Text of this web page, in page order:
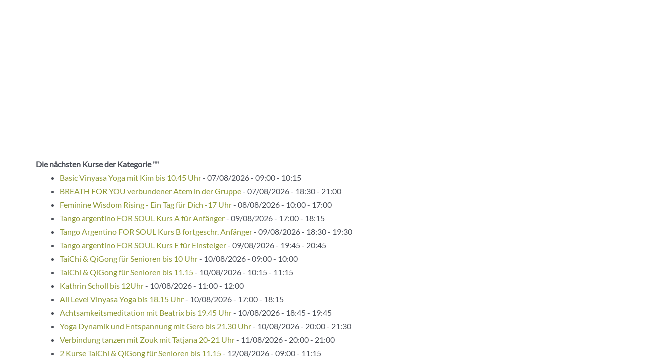
Die nächsten Kurse der Kategorie ""
Basic Vinyasa Yoga mit Kim bis 10.45 Uhr- 07/08/2026 - 09:00 - 10:15
BREATH FOR YOU verbundener Atem in der Gruppe- 07/08/2026 - 18:30 - 21:00
Feminine Wisdom Rising - Ein Tag für Dich -17 Uhr- 08/08/2026 - 10:00 - 17:00
Tango argentino FOR SOUL Kurs A für Anfänger- 09/08/2026 - 17:00 - 18:15
Tango Argentino FOR SOUL Kurs B fortgeschr. Anfänger- 09/08/2026 - 18:30 - 19:30
Tango argentino FOR SOUL Kurs E für Einsteiger- 09/08/2026 - 19:45 - 20:45
TaiChi & QiGong für Senioren bis 10 Uhr- 10/08/2026 - 09:00 - 10:00
TaiChi & QiGong für Senioren bis 11.15- 10/08/2026 - 10:15 - 11:15
Kathrin Scholl bis 12Uhr- 10/08/2026 - 11:00 - 12:00
All Level Vinyasa Yoga bis 18.15 Uhr- 10/08/2026 - 17:00 - 18:15
Achtsamkeitsmeditation mit Beatrix bis 19.45 Uhr- 10/08/2026 - 18:45 - 19:45
Yoga Dynamik und Entspannung mit Gero bis 21.30 Uhr- 10/08/2026 - 20:00 - 21:30
Verbindung tanzen mit Zouk mit Tatjana 20-21 Uhr- 11/08/2026 - 20:00 - 21:00
2 Kurse TaiChi & QiGong für Senioren bis 11.15- 12/08/2026 - 09:00 - 11:15